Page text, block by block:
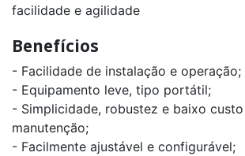
facilidade e agilidade
Benefícios
- Facilidade de instalação e operação;
- Equipamento leve, tipo portátil;
- Simplicidade, robustez e baixo
manutenção;
- Facilmente ajustável e configurável;